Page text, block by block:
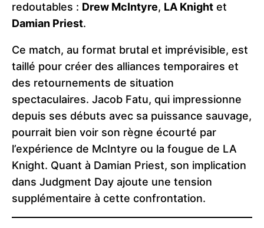
redoutables : Drew McIntyre, LA Knight et
Damian Priest.
Ce match, au format brutal et imprévisible, est
taillé pour créer des alliances temporaires et
des retournements de situation
spectaculaires. Jacob Fatu, qui impressionne
depuis ses débuts avec sa puissance sauvage,
pourrait bien voir son règne écourté par
l’expérience de McIntyre ou la fougue de LA
Knight. Quant à Damian Priest, son implication
dans Judgment Day ajoute une tension
supplémentaire à cette confrontation.